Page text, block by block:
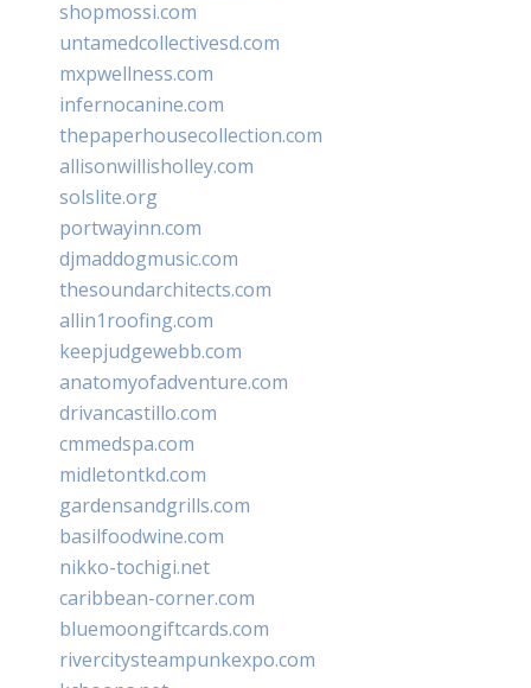
shopmossi.com
untamedcollectivesd.com
mxpwellness.com
infernocanine.com
thepaperhousecollection.com
allisonwillisholley.com
solslite.org
portwayinn.com
djmaddogmusic.com
thesoundarchitects.com
allin1roofing.com
keepjudgewebb.com
anatomyofadventure.com
drivancastillo.com
cmmedspa.com
midletontkd.com
gardensandgrills.com
basilfoodwine.com
nikko-tochigi.net
caribbean-corner.com
bluemoongiftcards.com
rivercitysteampunkexpo.com